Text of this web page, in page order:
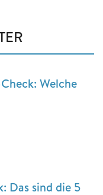
Welche
Das sind die 5